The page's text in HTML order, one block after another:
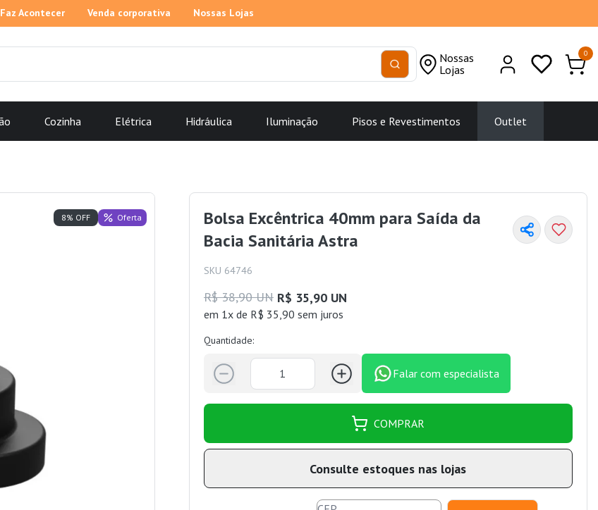
Acontecer Venda corporativa Nossas Lojas
Nossas
Lojas
0
Cozinha Elétrica Hidráulica Iluminação Pisos e Revestimentos Outlet
8% OFF Oferta
Bolsa Excêntrica 40mm para Saída da
Bacia Sanitária Astra
SKU 64746
R$ 38,90 UN R$ 35,90 UN
em 1x de R$ 35,90 sem juros
Quantidade:
Falar com especialista
COMPRAR
Consulte estoques nas lojas